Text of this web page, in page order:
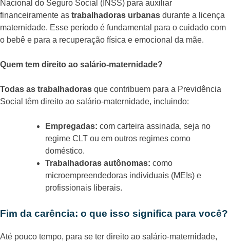
Nacional do Seguro Social (INSS) para auxiliar
financeiramente as trabalhadoras urbanas durante a licença
maternidade. Esse período é fundamental para o cuidado com
o bebê e para a recuperação física e emocional da mãe.
Quem tem direito ao salário-maternidade?
Todas as trabalhadoras que contribuem para a Previdência
Social têm direito ao salário-maternidade, incluindo:
Empregadas: com carteira assinada, seja no
regime CLT ou em outros regimes como
doméstico.
Trabalhadoras autônomas: como
microempreendedoras individuais (MEIs) e
profissionais liberais.
Fim da carência: o que isso significa para você?
Até pouco tempo, para se ter direito ao salário-maternidade,